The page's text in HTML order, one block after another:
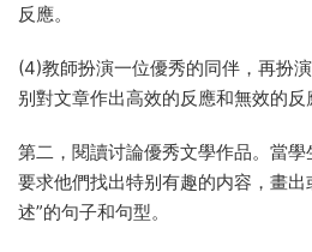
反應。
(4)教師扮演一位優秀的同伴，再扮
别對文章作出高效的反應和無效的反
第二，閱讀讨論優秀文學作品。當學
要求他們找出特别有趣的内容，畫
述”的句子和句型。